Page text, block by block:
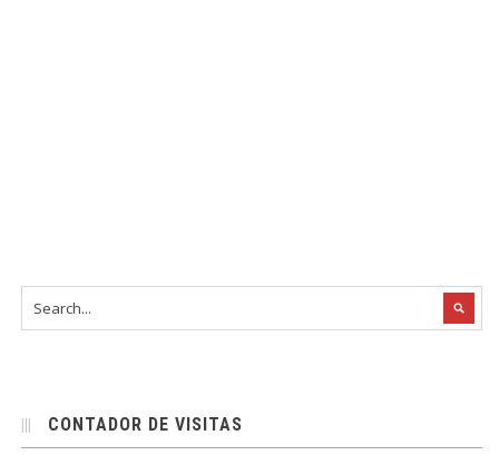
CONTADOR DE VISITAS